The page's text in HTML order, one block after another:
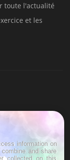
toute l'actualité
et les
information on
and share
collected on this